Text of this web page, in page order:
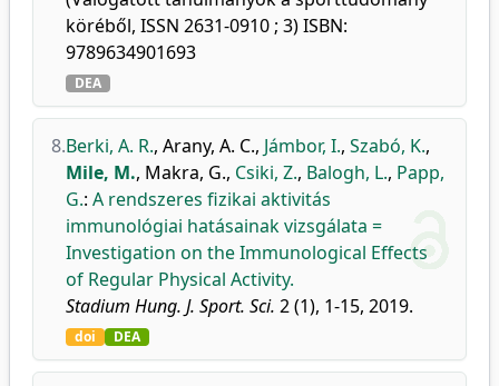
köréből, ISSN 2631-0910 ; 3) ISBN:
9789634901693
DEA
8.Berki, A. R., Arany, A. C., Jámbor, I., Szabó, K.,
Mile, M., Makra, G., Csiki, Z., Balogh, L., Papp,
G.: A rendszeres fizikai aktivitás
immunológiai hatásainak vizsgálata =
Investigation on the Immunological Effects
of Regular Physical Activity.
Stadium Hung. J. Sport. Sci. 2 (1), 1-15, 2019.
doi DEA